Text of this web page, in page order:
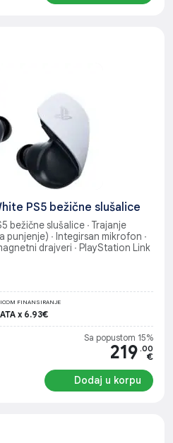
PS5 bežične slušalice
bežične slušalice ∙ Trajanje
punjenje) ∙ Integirsan mikrofon ∙
drajveri ∙ PlayStation Link
FINANSIRANJE
x 6.93€
Sa popustom 15%
219 .00
€
Dodaj u korpu